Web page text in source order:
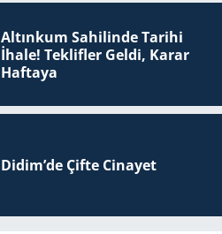
Altınkum Sahilinde Tarihi
İhale! Teklifler Geldi, Karar
Haftaya
Didim’de Çifte Ci­na­yet